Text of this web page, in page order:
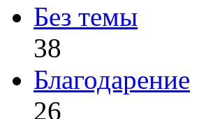
Без темы
38
Благодарение
26